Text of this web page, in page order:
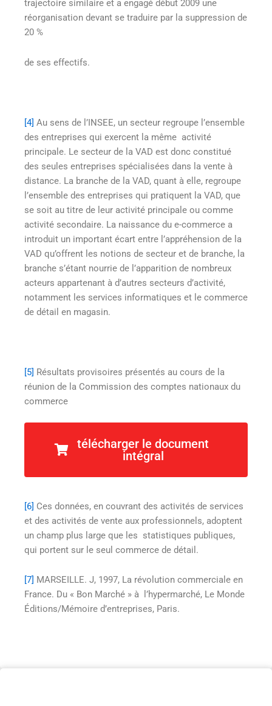
trajectoire similaire et a engagé début 2009 une
réorganisation devant se traduire par la suppression de
20 %
de ses effectifs.
[4] Au sens de l’INSEE, un secteur regroupe l’ensemble
des entreprises qui exercent la même activité
principale. Le secteur de la VAD est donc constitué
des seules entreprises spécialisées dans la vente à
distance. La branche de la VAD, quant à elle, regroupe
l’ensemble des entreprises qui pratiquent la VAD, que
se soit au titre de leur activité principale ou comme
activité secondaire. La naissance du e-commerce a
introduit un important écart entre l’appréhension de la
VAD qu’offrent les notions de secteur et de branche, la
branche s’étant nourrie de l’apparition de nombreux
acteurs appartenant à d’autres secteurs d’activité,
notamment les services informatiques et le commerce
de détail en magasin.
[5] Résultats provisoires présentés au cours de la
réunion de la Commission des comptes nationaux du
commerce
[6] Ces données, en couvrant des activités de services
et des activités de vente aux professionnels, adoptent
un champ plus large que les statistiques publiques,
qui portent sur le seul commerce de détail.
[7] MARSEILLE. J, 1997, La révolution commerciale en
France. Du « Bon Marché » à l’hypermarché, Le Monde
Éditions/Mémoire d’entreprises, Paris.
télécharger le document
intégral